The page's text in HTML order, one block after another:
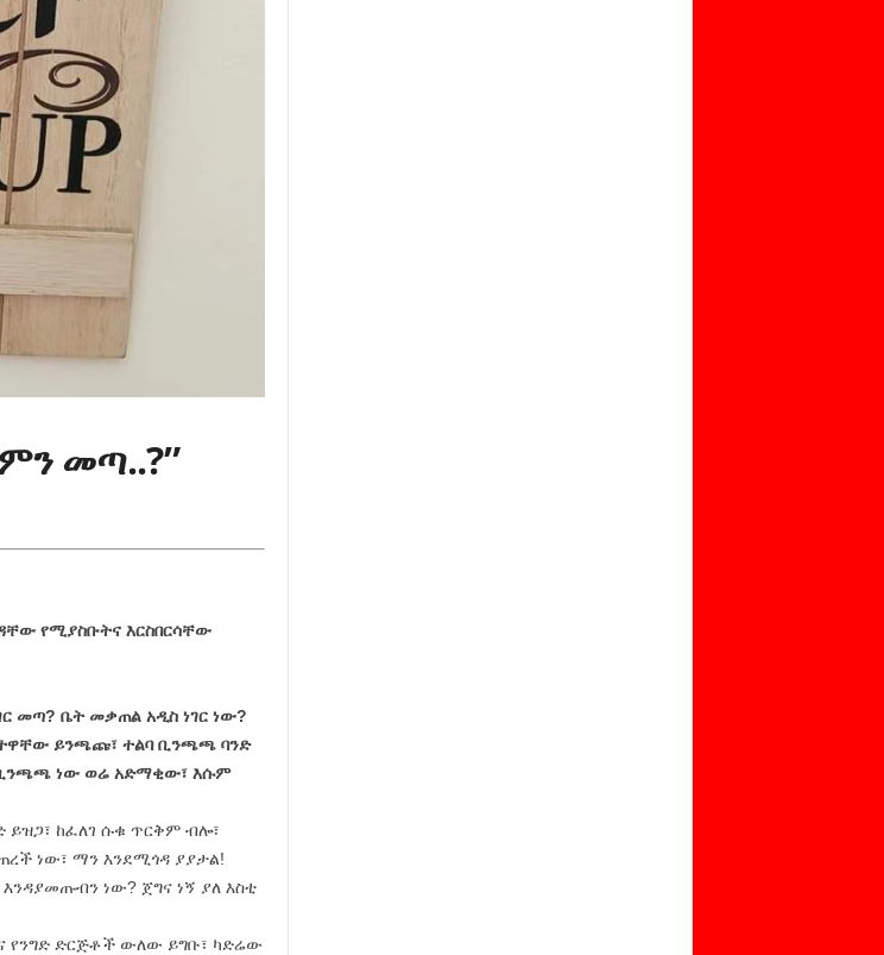
መጣ..?”
የሚያስቡትና እርስበርሳቸው
መጣ? ቤት መቃጠል አዲስ ነገር ነው?
ይንጫጩ፣ ተልባ ቢንጫጫ ባንድ
ነው ወሬ አድማቂው፣ እሱም
ይዝጋ፣ ከፈለገ ሱቁ ጥርቅም ብሎ፣
ነው፣ ማን እንደሚጎዳ ያያታል!
ነው? ጀግና ነኝ ያለ እስቲ
የንግድ ድርጅቶች ውለው ይግቡ፣ ካድሬው